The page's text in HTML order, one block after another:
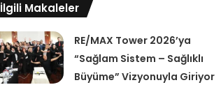
İlgili Makaleler
RE/MAX Tower 2026’ya
“Sağlam Sistem – Sağlıklı
Büyüme” Vizyonuyla Giriyor